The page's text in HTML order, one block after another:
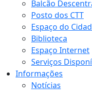
Balcão
Posto dos CTT
Espaço do
Biblioteca
Espaço Internet
Serviços
Informações
Notícias